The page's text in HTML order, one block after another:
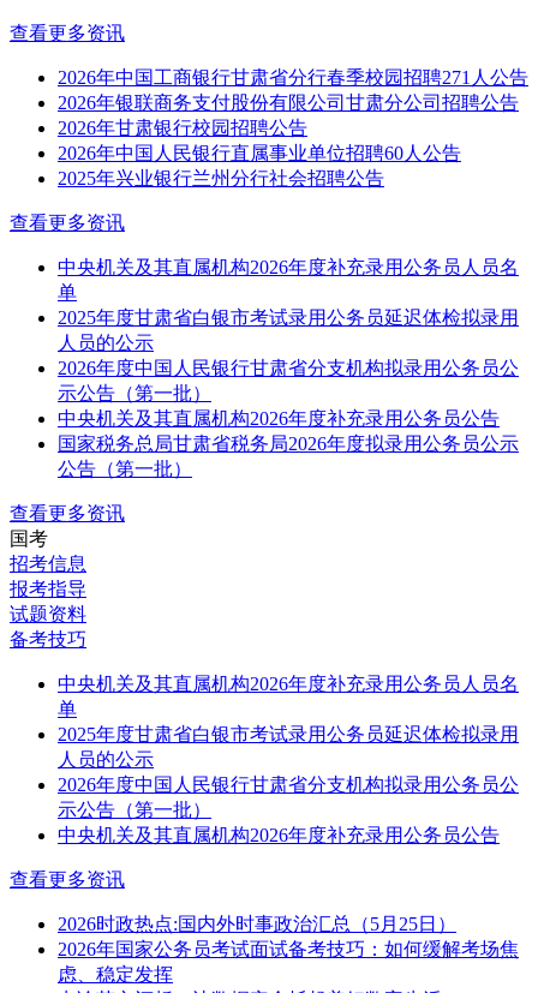
查看更多资讯
2026年中国工商银行甘肃省分行春季校园招聘271人公告
2026年银联商务支付股份有限公司甘肃分公司招聘公告
2026年甘肃银行校园招聘公告
2026年中国人民银行直属事业单位招聘60人公告
2025年兴业银行兰州分行社会招聘公告
查看更多资讯
中央机关及其直属机构2026年度补充录用公务员人员名
单
2025年度甘肃省白银市考试录用公务员延迟体检拟录用
人员的公示
2026年度中国人民银行甘肃省分支机构拟录用公务员公
示公告（第一批）
中央机关及其直属机构2026年度补充录用公务员公告
国家税务总局甘肃省税务局2026年度拟录用公务员公示
公告（第一批）
查看更多资讯
国考
招考信息
报考指导
试题资料
备考技巧
中央机关及其直属机构2026年度补充录用公务员人员名
单
2025年度甘肃省白银市考试录用公务员延迟体检拟录用
人员的公示
2026年度中国人民银行甘肃省分支机构拟录用公务员公
示公告（第一批）
中央机关及其直属机构2026年度补充录用公务员公告
查看更多资讯
2026时政热点:国内外时事政治汇总（5月25日）
2026年国家公务员考试面试备考技巧：如何缓解考场焦
虑、稳定发挥